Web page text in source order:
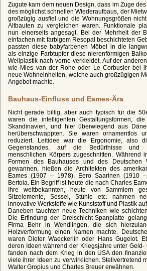
Zugute kam dem neuen Design, dass im Zuge
des möglichst schnellen Wiederaufbaus, der
großzügig ausfiel und die Wohnungsgrößen
Altbauten zu vergleichen waren. Funktionale
nun einerseits angesagt. Bei der Mehrheit der
einfachen mit farbigem Resopal beschichteten
passten diese babyfarbenen Möbel in die
als einzige Farbtupfer diese nierenförmigen
Wellplastik nach vorne verkleidet. Auf der
wie Mies van der Rohe oder Le Corbusier bei
neue Wohneinheiten, welche auch großzügigen
Angebot machte.
Bauhaus-Einfluss und Eames-Ära
Nicht gerade billig, aber auch typisch für die
waren die intelligenten Gestaltungsformen,
Skandinavien, und hier überwiegend aus
herüberschwappten. Sie waren ornamentlos
reduziert. Leitidee war die Ergonomie, also
Gegenstandes, auf die Bedürfnisse und
menschlichen Körpers zugeschnitten. Während
Formen des Bauhauses und des Deutschen
gewannen, hießen die Architekten des
Eames (1907 – 1978), Eero Saarinen (1910
Bertoia. Ein Begriff ist heute die nach Charles
Ihre weltbekannten, heute von Sammlern
Sitzelemente, Sessel, Stühle etc. nahmen
innovative Werkstoffe wie Kunststoff und Plastik auf.
Daneben tauchten neue Techniken wie
Die Erfindung der Dreischicht-Spanplatte
Firma Behr in Wendlingen, die sich
Holzverformung einen Namen machte.
waren Dieter Waeckerlin oder Hans Gugelot.
deren Ideen während der Kriegsjahre unter Geld-
fanden nach dem Krieg in den USA den
viele ihrer Ideen zu verwirklichen. Stellvertretend
Walter Gropius und Charles Breuer erwähnen.